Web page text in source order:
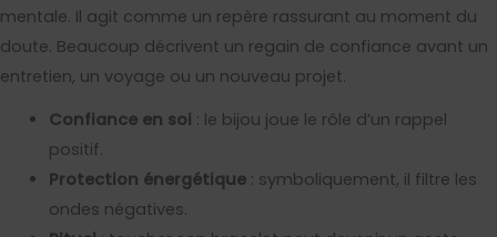
mentale. Il agit comme un repère rassurant au moment du
doute. Beaucoup décrivent un regain de confiance avant un
entretien, un voyage ou un nouveau projet.
Confiance en soi : le bijou joue le rôle d’un rappel
positif.
Protection énergétique: symboliquement, il filtre les
ondes négatives.